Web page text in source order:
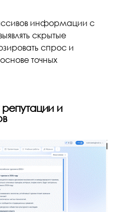
информации с
скрытые
спрос и
точных
и